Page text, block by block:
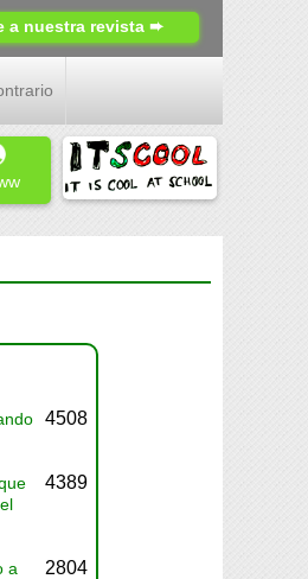
a nuestra revista ➨
4508
4389
a
2804